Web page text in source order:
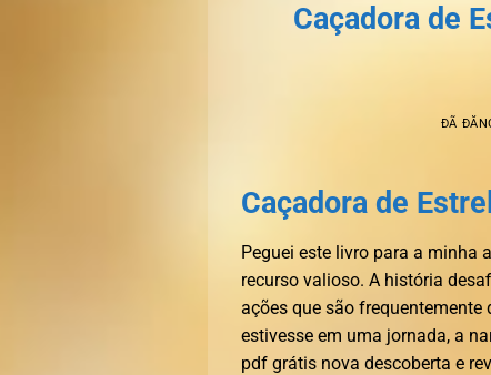
Caçadora de
ĐÃ
Caçadora de
Peguei este livro para a minha
recurso valioso. A história
ações que são
estivesse em uma jornada, a
pdf grátis nova descoberta e